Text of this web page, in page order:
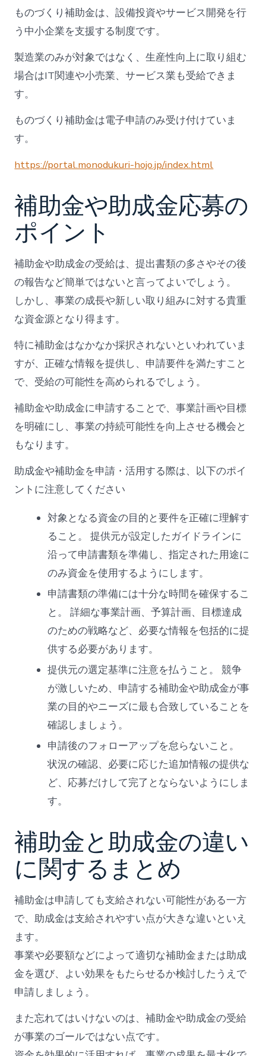
ものづくり補助金は、設備投資やサービス開発を行
う中小企業を支援する制度です。
製造業のみが対象ではなく、生産性向上に取り組む
場合はIT関連や小売業、サービス業も受給できま
す。
ものづくり補助金は電子申請のみ受け付けていま
す。
https://portal.monodukuri-hojo.jp/index.html
補助金や助成金応募の
ポイント
補助金や助成金の受給は、提出書類の多さやその後
の報告など簡単ではないと言ってよいでしょう。
しかし、事業の成長や新しい取り組みに対する貴重
な資金源となり得ます。
特に補助金はなかなか採択されないといわれていま
すが、正確な情報を提供し、申請要件を満たすこと
で、受給の可能性を高められるでしょう。
補助金や助成金に申請することで、事業計画や目標
を明確にし、事業の持続可能性を向上させる機会と
もなります。
助成金や補助金を申請・活用する際は、以下のポイ
ントに注意してください
対象となる資金の目的と要件を正確に理解す
ること。 提供元が設定したガイドラインに
沿って申請書類を準備し、指定された用途に
のみ資金を使用するようにします。
申請書類の準備には十分な時間を確保するこ
と。 詳細な事業計画、予算計画、目標達成
のための戦略など、必要な情報を包括的に提
供する必要があります。
提供元の選定基準に注意を払うこと。 競争
が激しいため、申請する補助金や助成金が事
業の目的やニーズに最も合致していることを
確認しましょう。
申請後のフォローアップを怠らないこと。
状況の確認、必要に応じた追加情報の提供な
ど、応募だけして完了とならないようにしま
す。
補助金と助成金の違い
に関するまとめ
補助金は申請しても支給されない可能性がある一方
で、助成金は支給されやすい点が大きな違いといえ
ます。
事業や必要額などによって適切な補助金または助成
金を選び、よい効果をもたらせるか検討したうえで
申請しましょう。
また忘れてはいけないのは、補助金や助成金の受給
が事業のゴールではない点です。